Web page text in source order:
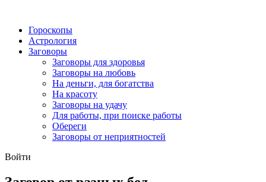
Гороскопы
Астрология
Заговоры
Заговоры для здоровья
Заговоры на любовь
На деньги, для богатства
На красоту
Заговоры на удачу
Для работы, при поиске работы
Обереги
Заговоры от неприятностей
Войти